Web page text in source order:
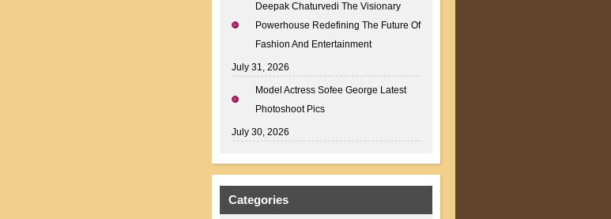
Deepak Chaturvedi The Visionary
Powerhouse Redefining The Future Of
Fashion And Entertainment
July 31, 2026
Model Actress Sofee George Latest
Photoshoot Pics
July 30, 2026
Categories